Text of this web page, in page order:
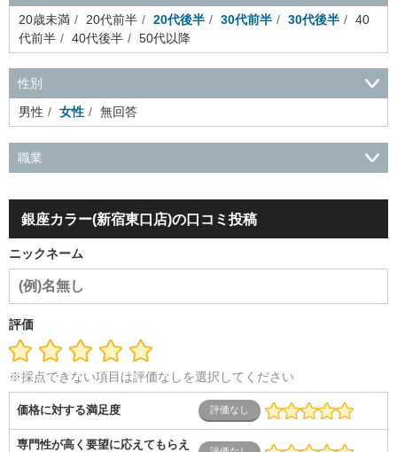
20歳未満
20代前半 20代後半 30代前半 30代後半
40
代前半
40代後半 50代以降
性別
男性
女性 無回答
職業
品
アミューズメント・エンターテイメント・ゲーム関連
容・エステ・リラクゼーション
旅行・ホテル・航空・ブライ
ダル・葬祭
音響
芸能・イベント・コンパニオン
ム開発・SE・インフラ）
導体・制御）
介護
ス
士業・コンサルティング
ービス
コールセンター マーケティング・企画
専業主婦（夫）
営業
銀座カラー(新宿東口店)の口コミ投稿
ニックネーム
評価
※採点できない項目は評価なしを選択してください
価格に対する満足度
専門性が高く要望に応えてもらえ